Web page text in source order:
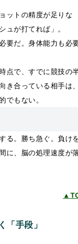
ットの精度が足りな
ュが打てれば」。
要だ。身体能力も必
点で、すでに競技の
き合っている相手は、
でもない。
る。勝ち急ぐ。負け
に、脳の処理速度が
「手段」